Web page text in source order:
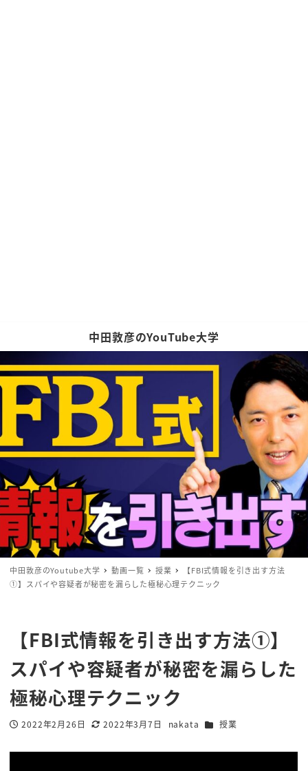
中田敦彦のYouTube大学
中田敦彦のYoutube大学 動画一覧 授業
【FBI式情報を引き出す方法
①】スパイや容疑者が秘密を漏らした極秘心理テクニック
【FBI式情報を引き出す方法①】
スパイや容疑者が秘密を漏らした
極秘心理テクニック
投稿日
2022年2月26日
更新日
2022年3月7日
著
nakata カテゴリー
授業